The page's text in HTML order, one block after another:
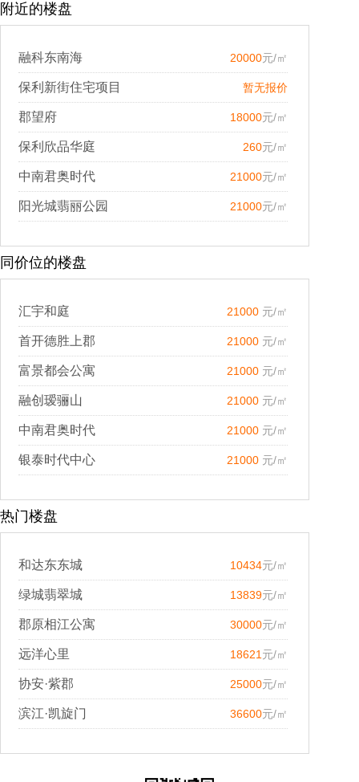
附近的楼盘
融科东南海 20000元/㎡
保利新街住宅项目 暂无报价
郡望府 18000元/㎡
保利欣品华庭 260元/㎡
中南君奥时代 21000元/㎡
阳光城翡丽公园 21000元/㎡
同价位的楼盘
汇宇和庭 21000 元/㎡
首开德胜上郡 21000 元/㎡
富景都会公寓 21000 元/㎡
融创瑷骊山 21000 元/㎡
中南君奥时代 21000 元/㎡
银泰时代中心 21000 元/㎡
热门楼盘
和达东东城 10434元/㎡
绿城翡翠城 13839元/㎡
郡原相江公寓 30000元/㎡
远洋心里 18621 元/㎡
协安·紫郡 25000元/㎡
滨江·凯旋门 36600元/㎡